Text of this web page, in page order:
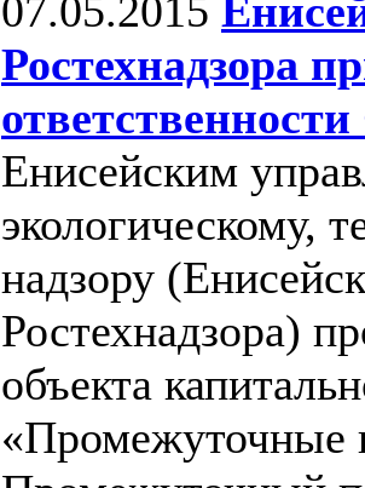
07.05.2015
Ростехнадзора
Енисейским
экологическому,
надзору
Ростехнадзора)
объекта
«Промежуточные